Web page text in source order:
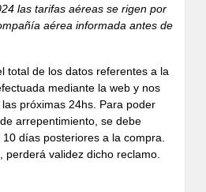
las tarifas aéreas se rigen por
aérea informada antes de
total de los datos referentes a la
mediante la web y nos
próximas 24hs. Para poder
arrepentimiento, se debe
días posteriores a la compra.
perderá validez dicho reclamo.